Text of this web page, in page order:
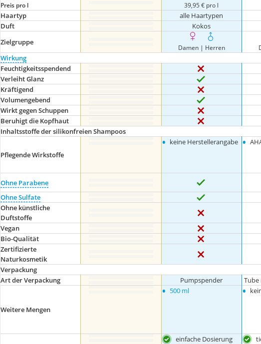
Preis pro l 39,95 € pro l
Haartyp alle Haartypen
Duft
Kokos
Zielgruppe
Damen | Herren
Wirkung
Feuchtigkeitsspendend
Verleiht Glanz
Kräftigend
Volumengebend
Wirkt gegen Schuppen
Beruhigt die Kopfhaut
Inhaltsstoffe der silikonfreien Shampoos
Pflegende Wirkstoffe
• keine Herstellerangabe •
Ohne Parabene
Ohne Sulfate
Ohne künstliche
Duftstoffe
Vegan
Bio-Qualität
Zertifizierte
Naturkosmetik
Verpackung
Art der Verpackung
Pumpspender Tube
Weitere Mengen
• 500 ml •
einfache Dosierung